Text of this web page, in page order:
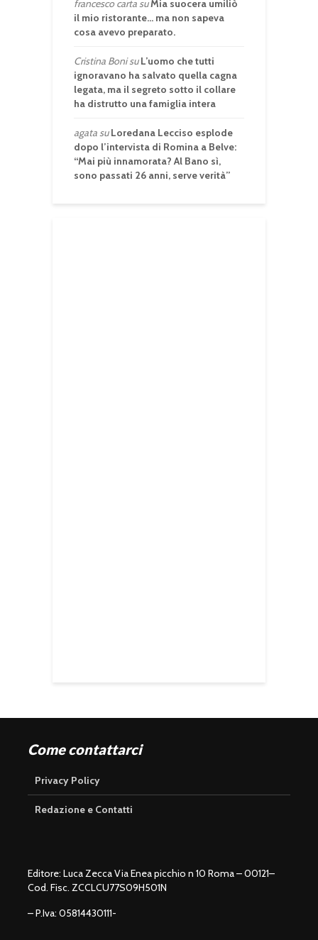
francesco cartasuMia suocera umiliò
il mio ristorante… ma non sapeva
cosa avevo preparato.
Cristina BonisuL’uomo che tutti
ignoravano ha salvato quella cagna
legata, ma il segreto sotto il collare
ha distrutto una famiglia intera
agatasuLoredana Lecciso esplode
dopo l’intervista di Romina a Belve:
“Mai più innamorata? Al Bano sì,
sono passati 26 anni, serve verità”
Come contattarci
Privacy Policy
Redazione e Contatti
Editore: Luca Zecca Via Enea picchio n 10 Roma – 00121–
Cod. Fisc. ZCCLCU77S09H501N
– P.Iva: 05814430111-